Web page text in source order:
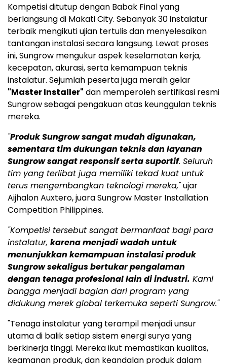
Kompetisi ditutup dengan Babak Final yang
berlangsung di Makati City. Sebanyak 30 instalatur
terbaik mengikuti ujian tertulis dan menyelesaikan
tantangan instalasi secara langsung. Lewat proses
ini, Sungrow mengukur aspek keselamatan kerja,
kecepatan, akurasi, serta kemampuan teknis
instalatur. Sejumlah peserta juga meraih gelar
"Master Installer" dan memperoleh sertifikasi resmi
Sungrow sebagai pengakuan atas keunggulan teknis
mereka.
"Produk Sungrow sangat mudah digunakan,
sementara tim dukungan teknis dan layanan
Sungrow sangat responsif serta suportif. Seluruh
tim yang terlibat juga memiliki tekad kuat untuk
terus mengembangkan teknologi mereka,"ujar
Aijhalon Auxtero, juara Sungrow Master Installation
Competition Philippines.
"Kompetisi tersebut sangat bermanfaat bagi para
instalatur, karena menjadi wadah untuk
menunjukkan kemampuan instalasi produk
Sungrow sekaligus bertukar pengalaman
dengan tenaga profesional lain di industri. Kami
bangga menjadi bagian dari program yang
didukung merek global terkemuka seperti Sungrow."
"Tenaga instalatur yang terampil menjadi unsur
utama di balik setiap sistem energi surya yang
berkinerja tinggi. Mereka ikut memastikan kualitas,
keamanan produk, dan keandalan produk dalam